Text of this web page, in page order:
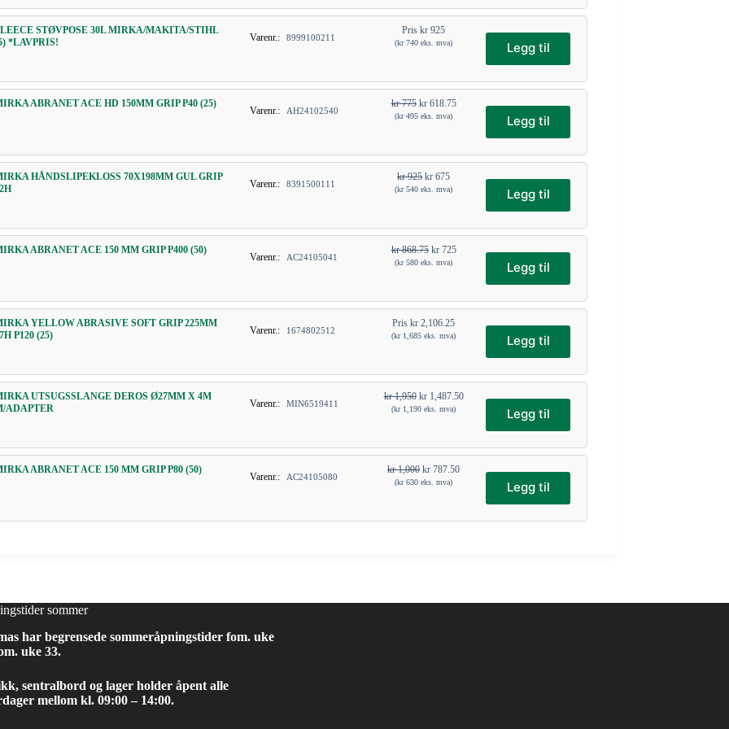
STØVPOSE 30L MIRKA/MAKITA/STIHL
*LAVPRIS!
Varenr.: 8999100211
Pris kr 925
(kr740 eks. mva) Legg til
ABRANET ACE HD 150MM GRIP P40 (25)
Varenr.: AH24102540
kr775 kr618.75
(kr495 eks. mva) Legg til
HÅNDSLIPEKLOSS 70X198MM GUL GRIP
Varenr.: 8391500111
kr925 kr 675
(kr540 eks. mva) Legg til
ABRANET ACE 150 MM GRIP P400 (50)
Varenr.: AC24105041
kr868.75 kr725
(kr580 eks. mva) Legg til
YELLOW ABRASIVE SOFT GRIP 225MM
P120 (25)
Varenr.: 1674802512
Pris kr 2,106.25
(kr1,685 eks. mva) Legg til
UTSUGSSLANGE DEROS Ø27MM X 4M
ADAPTER
Varenr.: MIN6519411
kr1,950 kr1,487.50
(kr1,190 eks. mva) Legg til
ABRANET ACE 150 MM GRIP P80 (50)
Varenr.: AC24105080
kr1,000 kr 787.50
(kr630 eks. mva) Legg til
sommer
har begrensede sommeråpningstider fom. uke
uke 33.
sentralbord og lager holder åpent alle
mellom kl. 09:00 – 14:00.